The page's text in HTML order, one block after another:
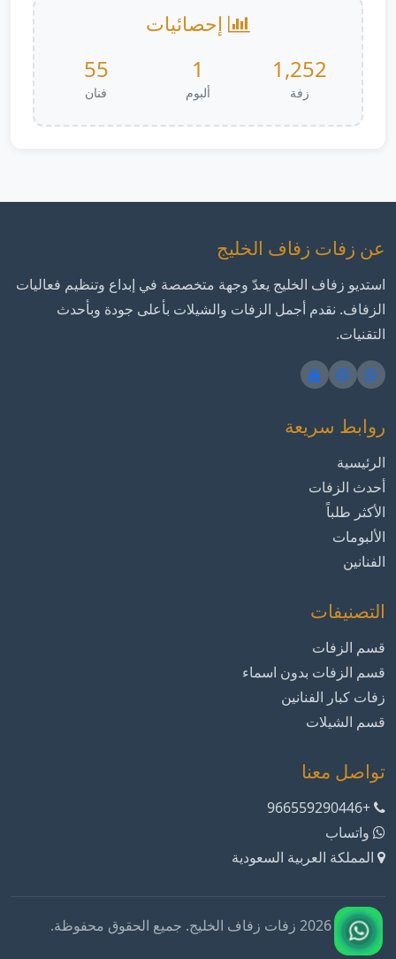
إحصائيات
1,252
زفة
1
ألبوم
55
فنان
عن زفات زفاف الخليج
استديو زفاف الخليج يعدّ وجهة متخصصة في إبداع وتنظيم فعاليات
الزفاف. نقدم أجمل الزفات والشيلات بأعلى جودة وبأحدث
التقنيات.
روابط سريعة
الرئيسية
أحدث الزفات
الأكثر طلباً
الألبومات
الفنانين
التصنيفات
قسم الزفات
قسم الزفات بدون اسماء
زفات كبار الفنانين
قسم الشيلات
تواصل معنا
+966559290446
واتساب
المملكة العربية السعودية
© 2026 زفات زفاف الخليج. جميع الحقوق محفوظة.